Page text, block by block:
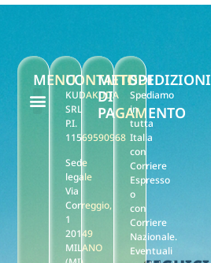
MENUCONTATTI
KUDAKUDA
SRL
P.I.
11569590968
Sede
legale
Via
Correggio,
1
20149
MILANO
METODI
DI
PAGAMENTO
SPEDIZIONI
Spediamo
in
tutta
Italia
con
Corriere
Espresso
o
con
Corriere
Nazionale.
Eventuali